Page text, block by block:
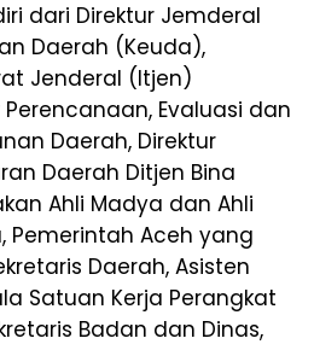
dari Direktur Jemderal
Daerah (Keuda),
Jenderal (Itjen)
Evaluasi dan
Daerah, Direktur
Daerah Ditjen Bina
Ahli Madya dan Ahli
Pemerintah Aceh yang
Daerah, Asisten
Satuan Kerja Perangkat
Badan dan Dinas,